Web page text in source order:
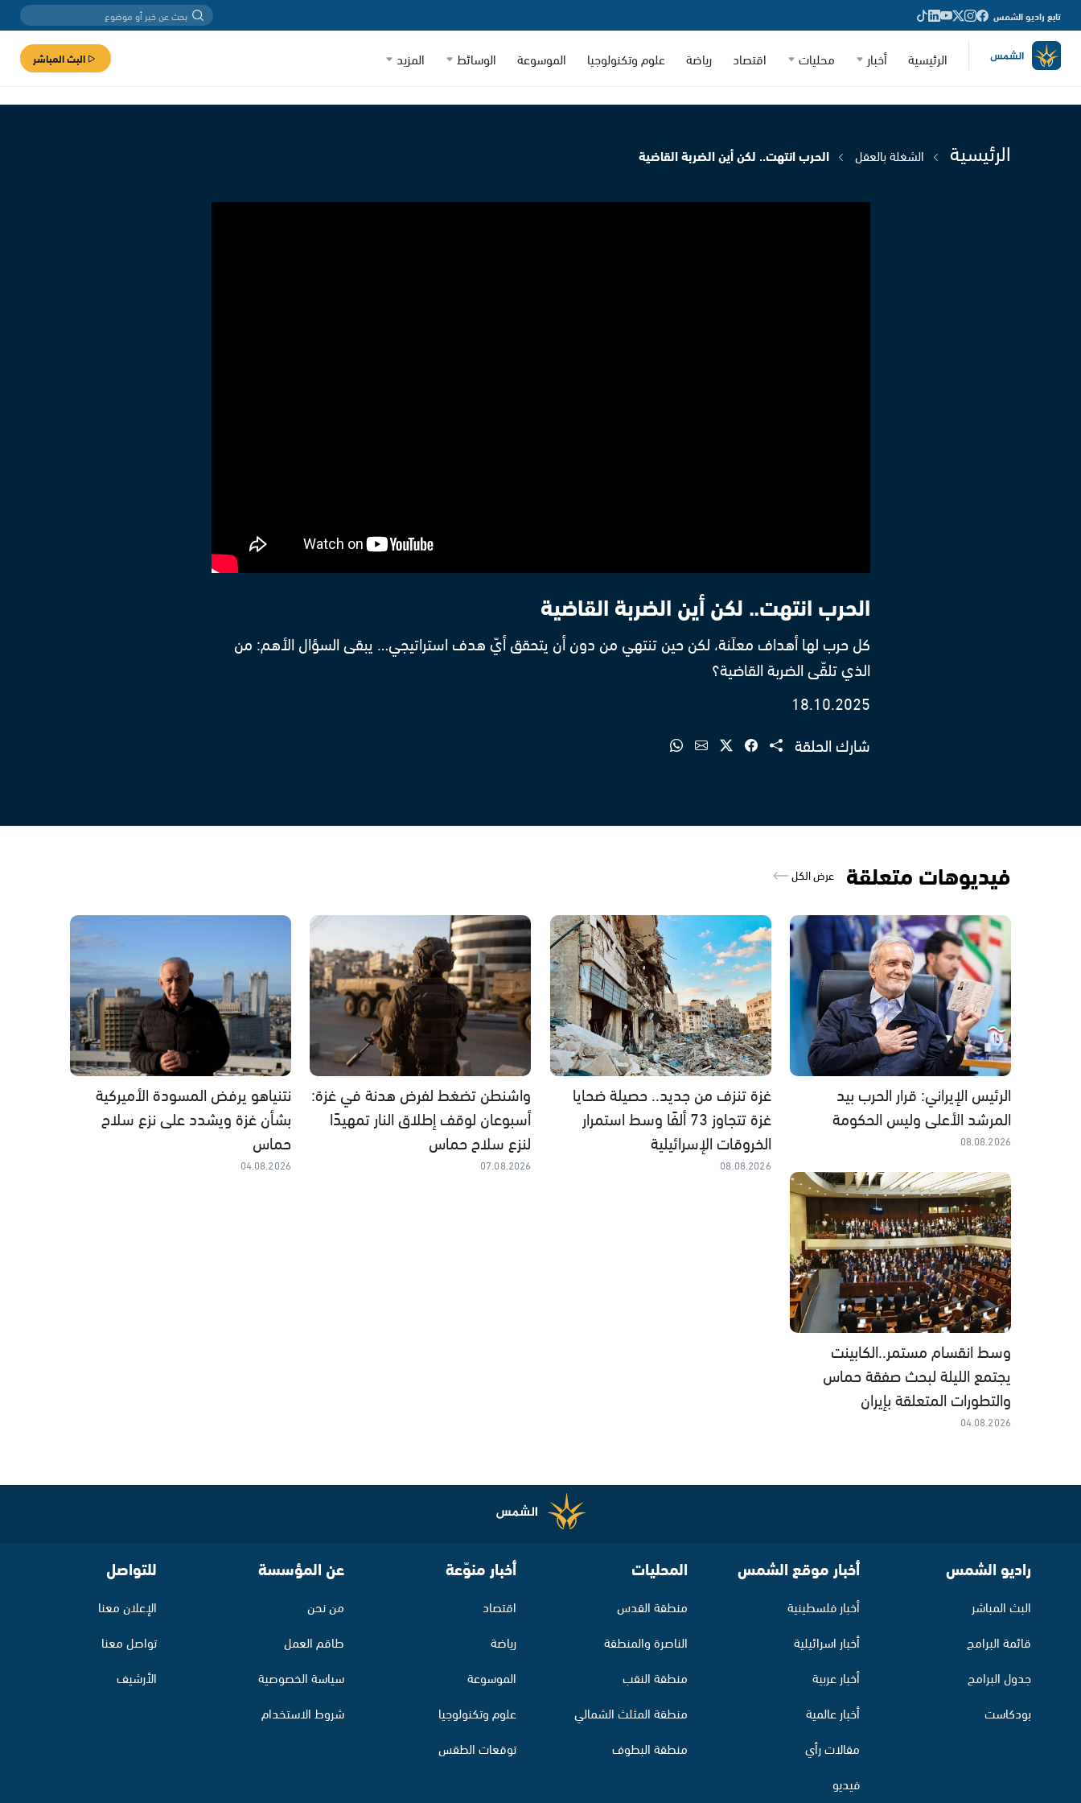
تابع راديو الشمس
الرئيسية أخبار محليات اقتصاد رياضة علوم وتكنولوجيا الموسوعة الوسائط المزيد البث المباشر
الرئيسية الشغلة بالعقل الحرب انتهت.. لكن أين الضربة القاضية
الحرب انتهت.. لكن أين الضربة القاضية
كل حرب لها أهداف معلَنة، لكن حين تنتهي من دون أن يتحقق أيّ هدف استراتيجي… يبقى السؤال الأهم: من
الذي تلقّى الضربة القاضية؟
18.10.2025
شارك الحلقة
فيديوهات متعلقة عرض الكل
الرئيس الإيراني: قرار الحرب بيد
المرشد الأعلى وليس الحكومة
08.08.2026
غزة تنزف من جديد.. حصيلة ضحايا
غزة تتجاوز 73 ألفًا وسط استمرار
الخروقات الإسرائيلية
08.08.2026
واشنطن تضغط لفرض هدنة في غزة:
أسبوعان لوقف إطلاق النار تمهيدًا
لنزع سلاح حماس
07.08.2026
نتنياهو يرفض المسودة الأميركية
بشأن غزة ويشدد على نزع سلاح
حماس
04.08.2026
وسط انقسام مستمر..الكابينت
يجتمع الليلة لبحث صفقة حماس
والتطورات المتعلقة بإيران
04.08.2026
راديو الشمس
البث المباشر
قائمة البرامج
جدول البرامج
بودكاست
أخبار موقع الشمس
أخبار فلسطينية
أخبار اسرائيلية
أخبار عربية
أخبار عالمية
مقالات رأي
فيديو
المحليات
منطقة القدس
الناصرة والمنطقة
منطقة النقب
منطقة المثلث الشمالي
منطقة البطوف
أخبار منوّعة
اقتصاد
رياضة
الموسوعة
علوم وتكنولوجيا
توقعات الطقس
عن المؤسسة
من نحن
طاقم العمل
سياسة الخصوصية
شروط الاستخدام
للتواصل
الإعلان معنا
تواصل معنا
الأرشيف